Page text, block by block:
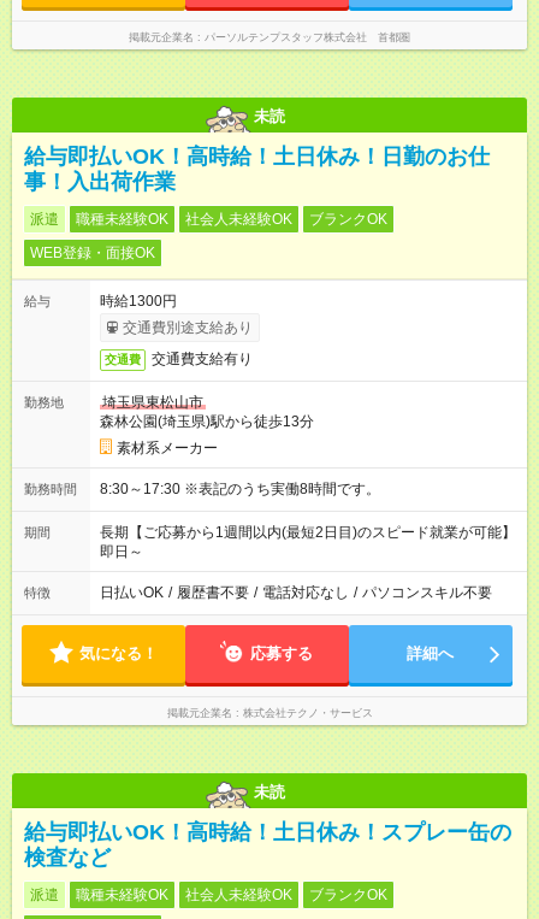
掲載元企業名 パーソルテンプスタッフ株式会社 首都圏
未読
給与即払いOK！高時給！土日休み！日勤のお仕
事！入出荷作業
派遣 職種未経験OK 社会人未経験OK
ブランクOK
WEB登録・面接OK
給与
時給1300円
交通費別途支給あり
交通費 交通費支給有り
勤務地
埼玉県東松山市
森林公園(埼玉県)駅から徒歩13分
素材系メーカー
勤務時間 8:30～17:30 ※表記のうち実働8時間です。
期間
長期【ご応募から1週間以内(最短2日目)のスピード就業が可能】
即日～
特徴 日払いOK / 履歴書不要 / 電話対応なし / パソコンスキル不要
気になる！ 応募する 詳細へ
掲載元企業名 株式会社テクノ・サービス
未読
給与即払いOK！高時給！土日休み！スプレー缶の
検査など
派遣 職種未経験OK 社会人未経験OK ブランクOK